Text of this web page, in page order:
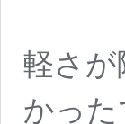
軽さ
かっ